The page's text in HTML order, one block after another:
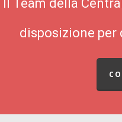
Il Team della
disposizione per